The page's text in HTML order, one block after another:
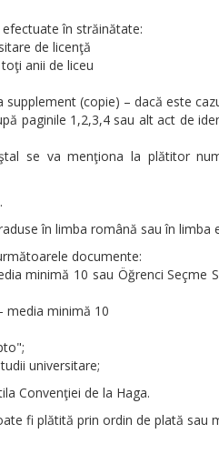
în străinătate:
de licenţă
anii de liceu
(copie) – dacă este
paginile 1,2,3,4 sau alt act de
se va menţiona la plătitor
în limba română sau în limba
documente:
minimă 10 sau Öğrenci Seçme
media minimă 10
universitare;
Convenţiei de la Haga.
fi plătită prin ordin de plată sau